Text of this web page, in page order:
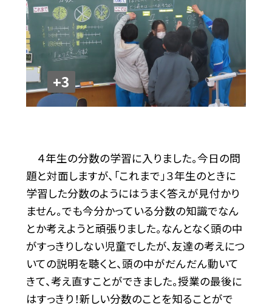
+3
４年生の分数の学習に入りました。今日の問
題と対面しますが、「これまで」３年生のときに
学習した分数のようにはうまく答えが見付かり
ません。でも今分かっている分数の知識でなん
とか考えようと頑張りました。なんとなく頭の中
がすっきりしない児童でしたが、友達の考えにつ
いての説明を聴くと、頭の中がだんだん動いて
きて、考え直すことができました。授業の最後に
はすっきり！新しい分数のことを知ることがで